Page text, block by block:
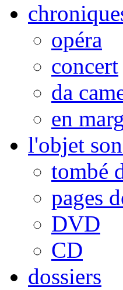
opéra
concert
da
en
l'objet
tombé
pages
DVD
CD
dossiers